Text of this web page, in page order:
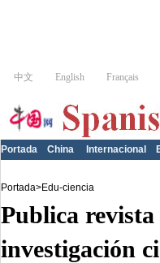
Portada China Internacional
Portada>Edu-ciencia
Publica
investigación